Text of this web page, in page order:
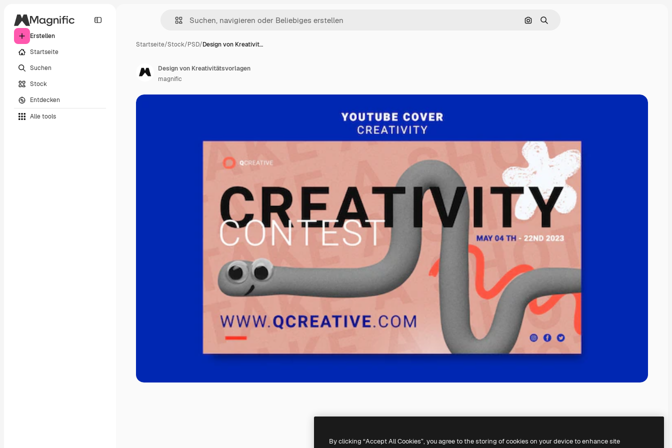
Erstellen
Startseite
Suchen
Stock
Entdecken
Alle tools
Nach Bild suchen
Suchen
Startseite/Stock/PSD/Design von Kreativit…
Design von Kreativitätsvorlagen
magnific
By clicking “Accept All Cookies”, you agree to the storing of cookies on your device to enhance site